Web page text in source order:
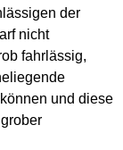
der
nicht
fahrlässig,
und diese